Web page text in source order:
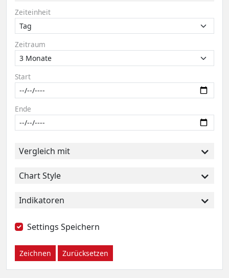
Zeiteinheit
Zeitraum
Start
Ende
Vergleich mit
Chart Style
Indikatoren
Settings Speichern
Zeichnen Zurücksetzen